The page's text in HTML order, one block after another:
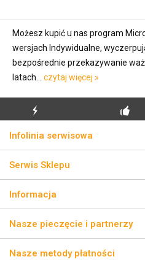
Możesz kupić u nas program
wersjach Indywidualne,
bezpośrednie przekazywanie
latach... czytaj więcej »
WYSYŁKA
Infolinia serwisowa
Serwis Sklepu
Informacja
Nasze pieczęcie i partnerzy
Nasze metody płatności